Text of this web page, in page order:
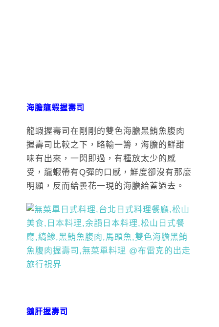
海膽龍蝦握壽司
龍蝦握壽司在剛剛的雙色海膽黑鮪魚腹肉
握壽司比較之下，略輸一籌，海膽的鮮甜
味有出來，一閃即過，有種放太少的感
受，龍蝦帶有Q彈的口感，鮮度卻沒有那麼
明顯，反而給曇花一現的海膽給蓋過去。
鵝肝握壽司